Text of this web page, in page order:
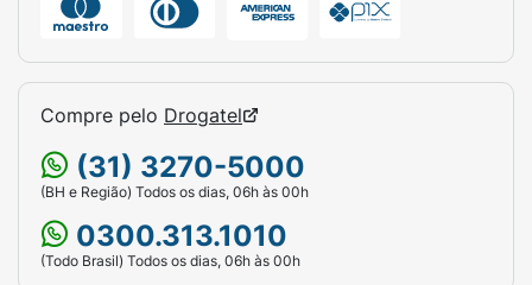
Compre pelo Drogatel
(31) 3270-5000
(BH e Região) Todos os dias, 06h às 00h
0300.313.1010
(Todo Brasil) Todos os dias, 06h às 00h